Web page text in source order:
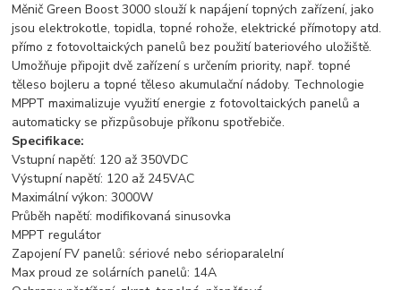
Měnič Green Boost 3000 slouží k napájení topných zařízení, jako
jsou elektrokotle, topidla, topné rohože, elektrické přímotopy atd.
přímo z fotovoltaických panelů bez použití bateriového uložiště.
Umožňuje připojit dvě zařízení s určením priority, např. topné
těleso bojleru a topné těleso akumulační nádoby. Technologie
MPPT maximalizuje využití energie z fotovoltaických panelů a
automaticky se přizpůsobuje příkonu spotřebiče.
Specifikace:
Vstupní napětí: 120 až 350VDC
Výstupní napětí: 120 až 245VAC
Maximální výkon: 3000W
Průběh napětí: modifikovaná sinusovka
MPPT regulátor
Zapojení FV panelů: sériové nebo sérioparalelní
Max proud ze solárních panelů: 14A